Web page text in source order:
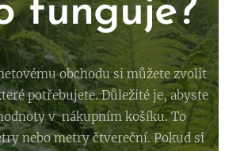
funguje?
obchodu si můžete zvolit
potřebujete. Důležité je, abyste
v nákupním košíku. To
nebo metry čtvereční. Pokud si